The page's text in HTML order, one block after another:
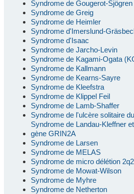
Syndrome de Gougerot-Sjögren
Syndrome de Greig
Syndrome de Heimler
Syndrome d'Imerslund-
Syndrome d'Isaac
Syndrome de Jarcho-Levin
Syndrome de Kagami-Ogata
Syndrome de Kallmann
Syndrome de Kearns-Sayre
Syndrome de Kleefstra
Syndrome de Klippel Feil
Syndrome de Lamb-Shaffer
Syndrome de l'ulcère solitaire
Syndrome de Landau-Kleffner
gène GRIN2A
Syndrome de Larsen
Syndrome de MELAS
Syndrome de micro délétion
Syndrome de Mowat-Wilson
Syndrome de Myhre
Syndrome de Netherton